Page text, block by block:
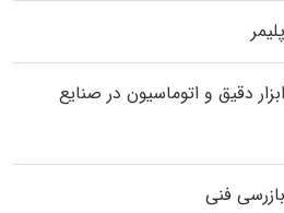
دقیق و اتوماسیون در صنایع
فنی